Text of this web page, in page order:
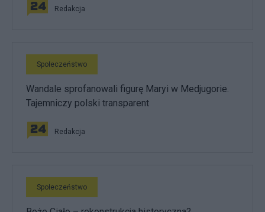
Redakcja
Społeczeństwo
Wandale sprofanowali figurę Maryi w Medjugorie.
Tajemniczy polski transparent
Redakcja
Społeczeństwo